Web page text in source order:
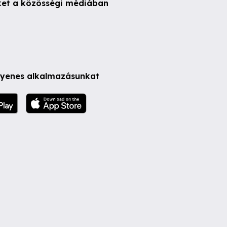
a közösségi médiában
alkalmazásunkat